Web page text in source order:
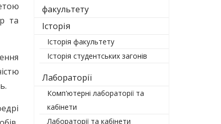
та
факультету
Історія
Історія факультету
Історія студентських загонів
Лабораторії
Комп'ютерні лабораторії та
кабінети
Лабораторії та кабінети